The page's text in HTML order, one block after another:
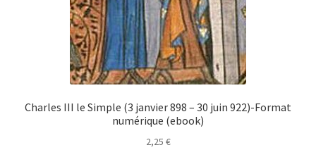
Charles III le Simple (3 janvier 898 – 30 juin 922)-Format
numérique (ebook)
2,25 €